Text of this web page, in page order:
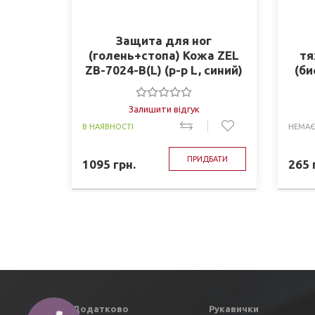
Защита для ног
(голень+стопа) Кожа ZEL
ZB-7024-B(L) (р-р L, синий)
Залишити відгук
В НАЯВНОСТІ
1095 грн. ПРИДБАТИ 265
Додатково Рукавички